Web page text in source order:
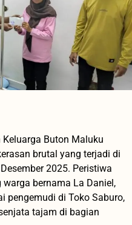
Buton Maluku
brutal yang terjadi di
2025. Peristiwa
bernama La Daniel,
pengemudi di Toko Saburo,
tajam di bagian